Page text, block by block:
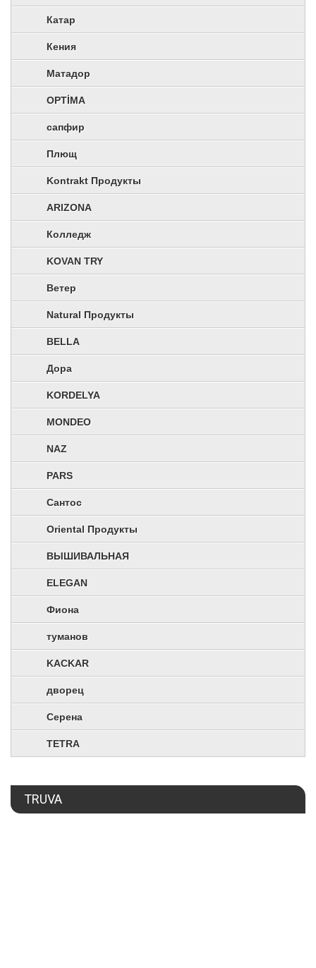
Катар
Кения
Матадор
OPTİMA
сапфир
Плющ
Kontrakt Продукты
ARIZONA
Колледж
KOVAN TRY
Ветер
Natural Продукты
BELLA
Дора
KORDELYA
MONDEO
NAZ
PARS
Сантос
Oriental Продукты
ВЫШИВАЛЬНАЯ
ELEGAN
Фиона
туманов
KACKAR
дворец
Серена
TETRA
TRUVA